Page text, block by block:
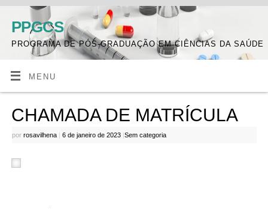
PPGCS
PROGRAMA DE PÓS-GRADUAÇÃO EM CIÊNCIAS DA SAÚDE
MENU
CHAMADA DE MATRÍCULA
por rosavilhena | 6 de janeiro de 2023 |Sem categoria